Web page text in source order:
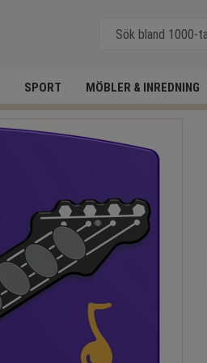
SPORT MÖBLER & INREDNING